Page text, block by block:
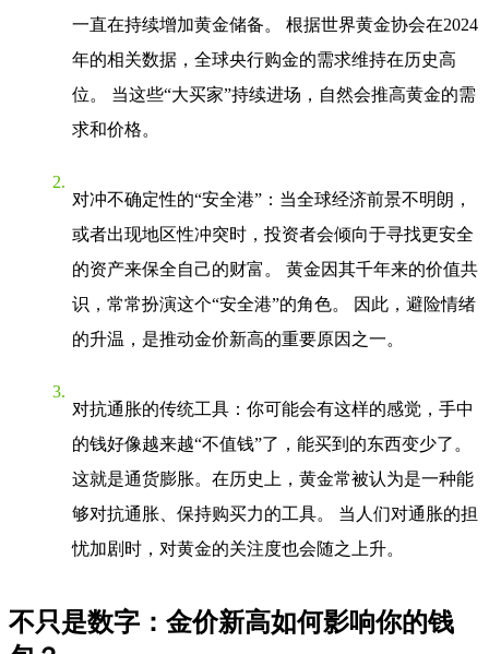
一直在持续增加黄金储备。 根据世界黄金协会在2024
年的相关数据，全球央行购金的需求维持在历史高
位。 当这些“大买家”持续进场，自然会推高黄金的需
求和价格。
对冲不确定性的“安全港” ：当全球经济前景不明朗，
或者出现地区性冲突时，投资者会倾向于寻找更安全
的资产来保全自己的财富。 黄金因其千年来的价值共
识，常常扮演这个“安全港”的角色。 因此，避险情绪
的升温，是推动金价新高的重要原因之一。
对抗通胀的传统工具 ：你可能会有这样的感觉，手中
的钱好像越来越“不值钱”了，能买到的东西变少了。
这就是通货膨胀。在历史上，黄金常被认为是一种能
够对抗通胀、保持购买力的工具。 当人们对通胀的担
忧加剧时，对黄金的关注度也会随之上升。
不只是数字：金价新高如何影响你的钱